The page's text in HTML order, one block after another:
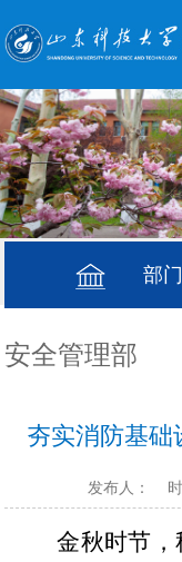
部
安全管理部
夯实消防基础
发布人：
金秋时节